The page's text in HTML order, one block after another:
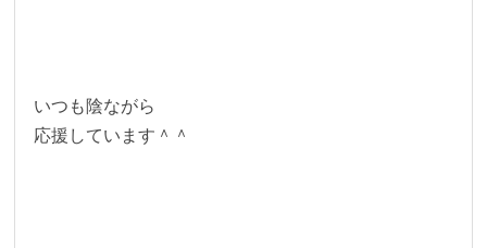
いつも陰ながら
応援しています＾＾